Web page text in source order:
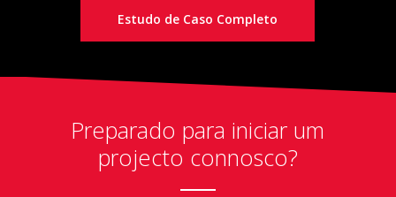
Estudo de Caso Completo
Preparado para iniciar um
projecto connosco?